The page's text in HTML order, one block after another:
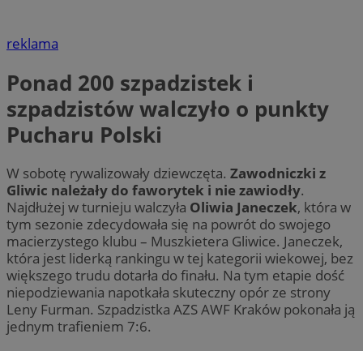
reklama
Ponad 200 szpadzistek i
szpadzistów walczyło o punkty
Pucharu Polski
W sobotę rywalizowały dziewczęta. Zawodniczki z
Gliwic należały do faworytek i nie zawiodły.
Najdłużej w turnieju walczyła Oliwia Janeczek, która w
tym sezonie zdecydowała się na powrót do swojego
macierzystego klubu – Muszkietera Gliwice. Janeczek,
która jest liderką rankingu w tej kategorii wiekowej, bez
większego trudu dotarła do finału. Na tym etapie dość
niepodziewania napotkała skuteczny opór ze strony
Leny Furman. Szpadzistka AZS AWF Kraków pokonała ją
jednym trafieniem 7:6.